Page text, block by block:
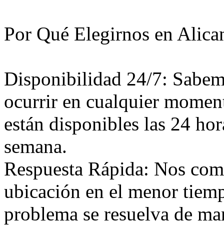
Por Qué Elegirnos en
Disponibilidad 24/7:
ocurrir en cualquier
están disponibles las 24
semana.
Respuesta Rápida: Nos
ubicación en el menor
problema se resuelva de